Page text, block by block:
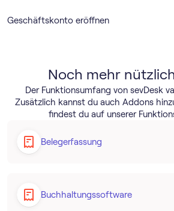
Geschäftskonto eröffnen
Noch mehr
Der Funktionsumfang von sevDesk
Zusätzlich kannst du auch Addons
findest du auf unserer
Belegerfassung
Buch­haltungs­software